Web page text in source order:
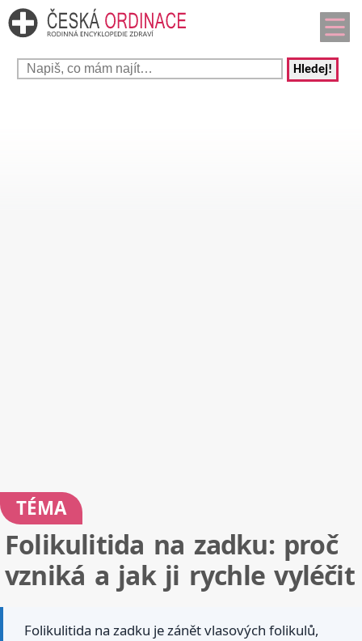
Hledej!
TÉMA
Folikulitida na zadku: proč
vzniká a jak ji rychle vyléčit
Folikulitida na zadku je zánět vlasových folikulů,